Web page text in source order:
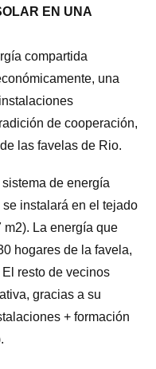
EN UNA
compartida
una
de cooperación,
las favelas de Rio.
de energía
instalará en el tejado
La energía que
hogares de la favela,
resto de vecinos
gracias a su
+ formación